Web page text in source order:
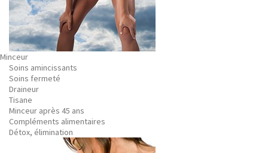
Minceur
Soins amincissants
Soins fermeté
Draineur
Tisane
Minceur après 45 ans
Compléments alimentaires
Détox, élimination